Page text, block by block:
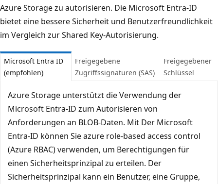
Azure Storage zu autorisieren. Die Microsoft Entra-ID
bietet eine bessere Sicherheit und Benutzerfreundlichkeit
im Vergleich zur Shared Key-Autorisierung.
Microsoft Entra ID
(empfohlen)
Freigegebene
Zugriffssignaturen (SAS)
Freigegebener
Schlüssel
Azure Storage unterstützt die Verwendung der
Microsoft Entra-ID zum Autorisieren von
Anforderungen an BLOB-Daten. Mit Der Microsoft
Entra-ID können Sie azure role-based access control
(Azure RBAC) verwenden, um Berechtigungen für
einen Sicherheitsprinzipal zu erteilen. Der
Sicherheitsprinzipal kann ein Benutzer, eine Gruppe,